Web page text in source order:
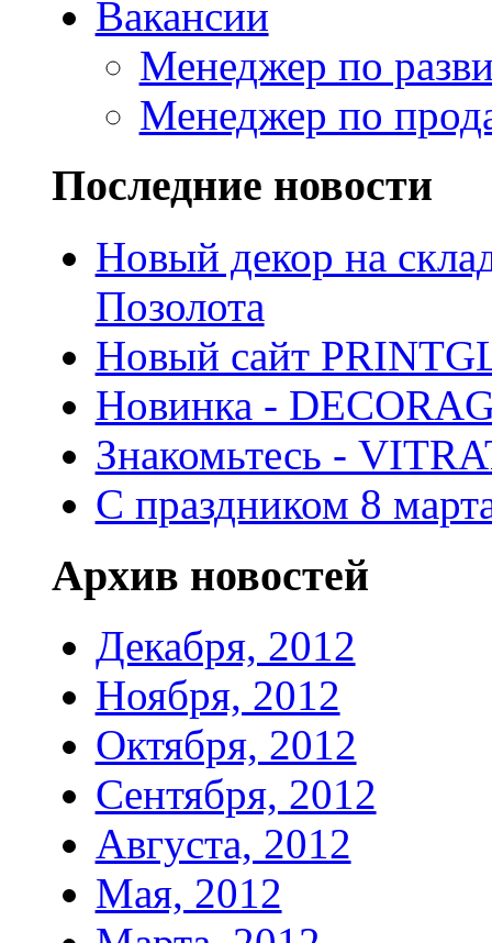
Вакансии
Менеджер по
Менеджер по
Последние новости
Новый декор на
Позолота
Новый сайт
Новинка -
Знакомьтесь -
С праздником 8
Архив новостей
Декабря, 2012
Ноября, 2012
Октября, 2012
Сентября, 2012
Августа, 2012
Мая, 2012